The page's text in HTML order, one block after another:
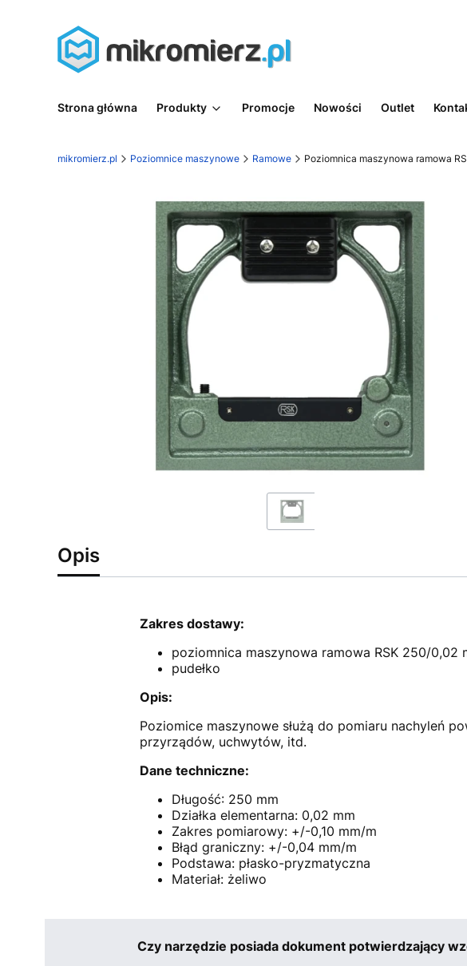
Strona główna Produkty Promocje Nowości Outlet
mikromierz.pl Poziomnice maszynowe Ramowe Poziomnica maszynowa ramowa
Opis
Zakres dostawy:
poziomnica maszynowa ramowa RSK 250/0,02
pudełko
Opis:
Poziomice maszynowe służą do pomiaru nachyleń
przyrządów, uchwytów, itd.
Dane techniczne:
Długość: 250 mm
Działka elementarna: 0,02 mm
Zakres pomiarowy: +/-0,10 mm/m
Błąd graniczny: +/-0,04 mm/m
Podstawa: płasko-pryzmatyczna
Materiał: żeliwo
Czy narzędzie posiada dokument potwierdzający